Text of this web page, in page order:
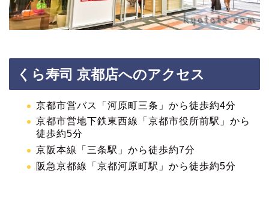
くら寿司 京都店へのアクセス
京都市営バス「河原町三条」から徒歩約4分
京都市営地下鉄東西線「京都市役所前駅」から
徒歩約5分
京阪本線「三条駅」から徒歩約7分
阪急京都線「京都河原町駅」から徒歩約5分